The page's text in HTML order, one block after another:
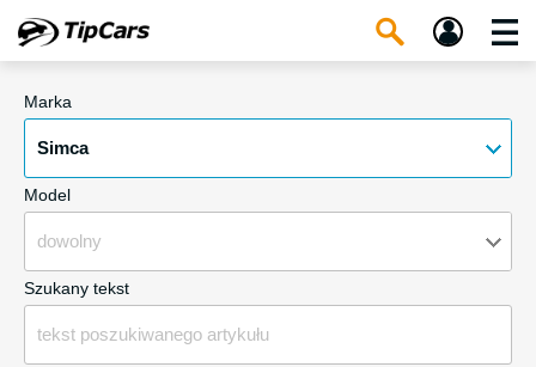
Marka
Simca
Model
dowolny
Szukany tekst